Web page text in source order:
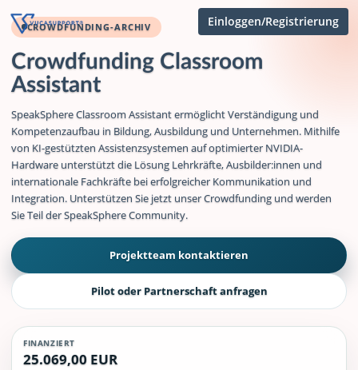
Einloggen/Registrierung
CROWDFUNDING-ARCHIV
Crowdfunding Classroom
Assistant
SpeakSphere Classroom Assistant ermöglicht Verständigung und
Kompetenzaufbau in Bildung, Ausbildung und Unternehmen. Mithilfe
von KI-gestützten Assistenzsystemen auf optimierter NVIDIA-
Hardware unterstützt die Lösung Lehrkräfte, Ausbilder:innen und
internationale Fachkräfte bei erfolgreicher Kommunikation und
Integration. Unterstützen Sie jetzt unser Crowdfunding und werden
Sie Teil der SpeakSphere Community.
Projektteam kontaktieren
Pilot oder Partnerschaft anfragen
FINANZIERT
25.069,00 EUR